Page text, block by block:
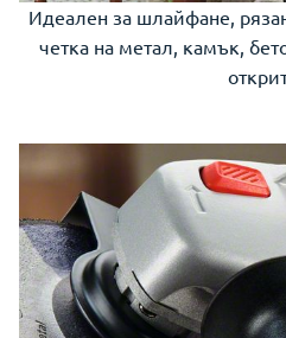
Идеален за шлайфане,
четка на метал, камък,